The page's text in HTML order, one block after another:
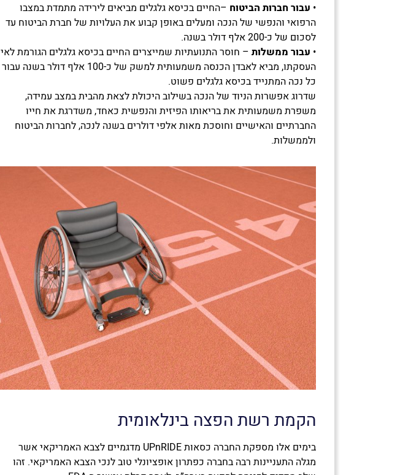
• עבור חברות הביטוח –החיים בכיסא גלגלים מביאים לירידה מתמדת במצבו
הרפואי והנפשי של הנכה ומעלים באופן קבוע את העלויות של חברת הביטוח עד
לסכום של כ-200 אלף דולר בשנה.
• עבור ממשלות – חוסר התנועתיות שמייצרים החיים בכיסא גלגלים הגורמת לאי
העסקתו, מביא לאבדן הכנסה משמעותית למשק של כ-100 אלף דולר בשנה עבור
כל נכה המתנייד בכיסא גלגלים פשוט.
שדרוג אפשרות הניוד של הנכה בשילוב היכולת לצאת מהבית במצב עמידה,
משפרת משמעותית את בריאותו הפיזית והנפשית כאחד, משדרגת את חייו
החברתיים והאישיים וחוסכת מאות אלפי דולרים בשנה לנכה, לחברות הביטוח
ולממשלות.
הקמת רשת הפצה בינלאומית
בימים אלו מספקת החברה כסאות UPnRIDE מדגמיים לצבא האמריקאי אשר
מגלה התעניינות רבה בחברה כפתרון אופציונלי טוב לנכי הצבא האמריקאי. זהו